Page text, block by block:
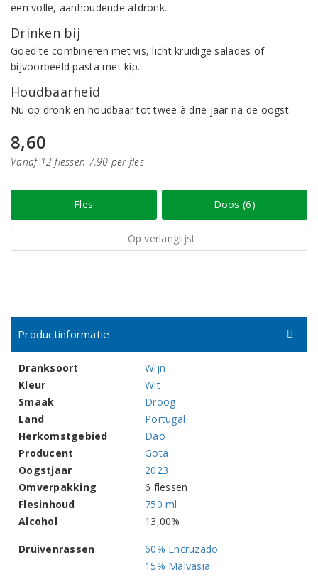
een volle, aanhoudende afdronk.
Drinken bij
Goed te combineren met vis, licht kruidige salades of
bijvoorbeeld pasta met kip.
Houdbaarheid
Nu op dronk en houdbaar tot twee à drie jaar na de oogst.
8,60
Vanaf 12 flessen 7,90 per fles
Fles Doos (6)
Op verlanglijst
Productinformatie
Dranksoort
Wijn
Kleur
Wit
Smaak
Droog
Land
Portugal
Herkomstgebied
Dão
Producent
Gota
Oogstjaar
2023
Omverpakking
6 flessen
Flesinhoud
750 ml
Alcohol
13,00%
Druivenrassen
60% Encruzado
15% Malvasia